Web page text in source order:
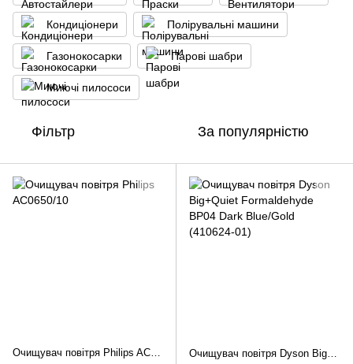
Кондиціонери Полірувальні машини
Газонокосарки Парові шабри
Миючі пилососи
Фільтр За популярністю
Очищувач повітря Philips AC0650/10 Очищувач повітря Dyson Big+Quiet Formaldehyde BP04 Dark Blue/Gold (410624-01)